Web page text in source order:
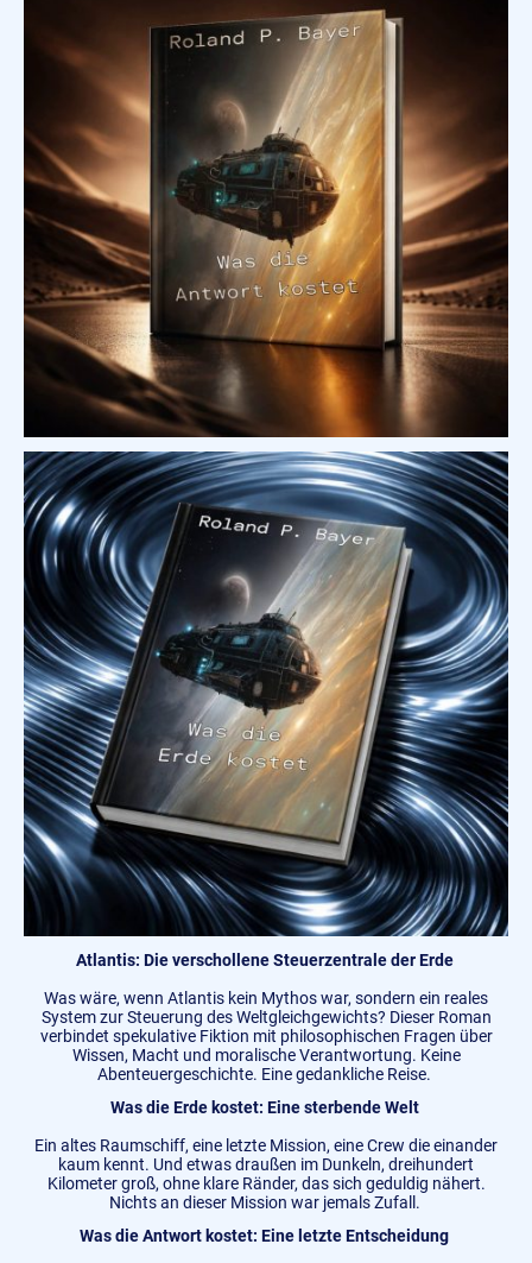
Atlantis: Die verschollene Steuerzentrale der Erde
Was wäre, wenn Atlantis kein Mythos war, sondern ein reales
System zur Steuerung des Weltgleichgewichts? Dieser Roman
verbindet spekulative Fiktion mit philosophischen Fragen über
Wissen, Macht und moralische Verantwortung. Keine
Abenteuergeschichte. Eine gedankliche Reise.
Was die Erde kostet: Eine sterbende Welt
Ein altes Raumschiff, eine letzte Mission, eine Crew die einander
kaum kennt. Und etwas draußen im Dunkeln, dreihundert
Kilometer groß, ohne klare Ränder, das sich geduldig nähert.
Nichts an dieser Mission war jemals Zufall.
Was die Antwort kostet: Eine letzte Entscheidung